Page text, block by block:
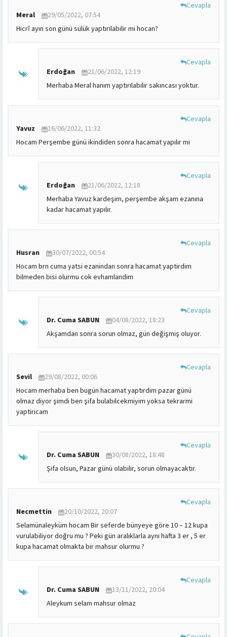
Meral
29/05/2022, 07:54
Hicrî ayın son günü sülük yaptırılabilir mi hocan?
Cevapla
Erdoğan
21/06/2022, 12:19
Merhaba Meral hanım yaptırılabilir sakıncası yoktur.
Cevapla
Yavuz
16/06/2022, 11:32
Hocam Perşembe günü ikindiden sonra hacamat yapılır mi
Cevapla
Erdoğan
21/06/2022, 12:18
Merhaba Yavuz kardeşim, perşembe akşam ezanına
kadar hacamat yapılır.
Cevapla
Husran
30/07/2022, 00:54
Hocam brn cuma yatsi ezanindan sonra hacamat yaptirdim
bilmeden bisi olurmu cok evhamlandim
Cevapla
Dr. Cuma SABUN
04/08/2022, 18:23
Akşamdan sonra sorun olmaz, gün değişmiş oluyor.
Cevapla
Sevil
29/08/2022, 00:06
Hocam merhaba ben bugün hacamat yaptırdım pazar günü
olmaz diyor şimdi ben şifa bulabilcekmiyim yoksa tekrarmi
yaptiricam
Cevapla
Dr. Cuma SABUN
30/08/2022, 18:48
Şifa olsun, Pazar günü olabilir, sorun olmayacaktır.
Cevapla
Necmettin
20/10/2022, 20:07
Selamünaleyküm hocam Bir seferde bünyeye göre 10 – 12 kupa
vurulabiliyor doğru mu ? Peki gün aralıklarla aynı hafta 3 er , 5 er
kupa hacamat olmakta bir mahsur olurmu ?
Cevapla
Dr. Cuma SABUN
13/11/2022, 20:04
Aleykum selam mahsur olmaz
Cevapla